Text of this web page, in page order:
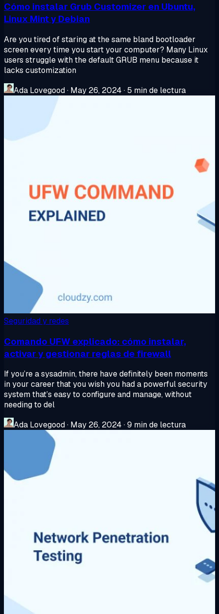
Cómo instalar Grub Customizer en Ubuntu,
Linux Mint y Debian
Are you tired of staring at the same bland bootloader
screen every time you start your computer? Many Linux
users struggle with the default GRUB menu because it
lacks customization
Ada Lovegood· May 26, 2024 · 5 min de lectura
Seguridad y redes
Comando UFW explicado: cómo instalar,
activar y gestionar reglas de firewall
If you’re a sysadmin, there have definitely been moments
in your career that you wish you had a powerful security
system that’s easy to configure and manage, without
needing to del
Ada Lovegood· May 26, 2024 ·9 min de lectura